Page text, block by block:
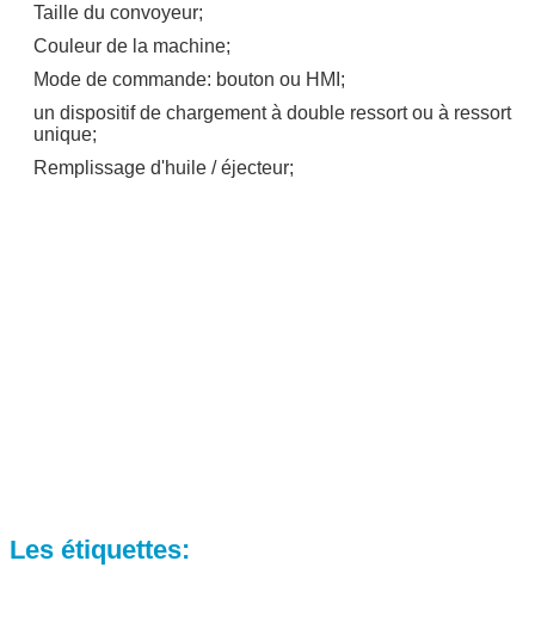
Taille du convoyeur;
Couleur de la machine;
Mode de commande: bouton ou HMI;
un dispositif de chargement à double ressort ou à ressort
unique;
Remplissage d'huile / éjecteur;
Les étiquettes: